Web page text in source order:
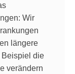
Wir
längere
Beispiel die
verändern